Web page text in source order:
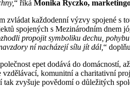
“ říká Monika Ryczko,
každodenní výzvy spojené s
spojených s Mezinárodním dnem
propojit symboliku dechu,
ní nacházejí sílu jít dál, “
epet dodává do domácností,
komunitní a charitativní
zvyšuje povědomí o důležitých